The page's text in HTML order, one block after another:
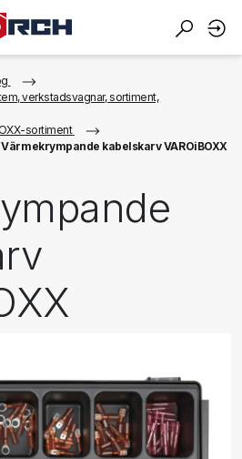
verkstadsvagnar, sortiment,
sortiment
Värmekrympande kabelskarv VAROiBOXX